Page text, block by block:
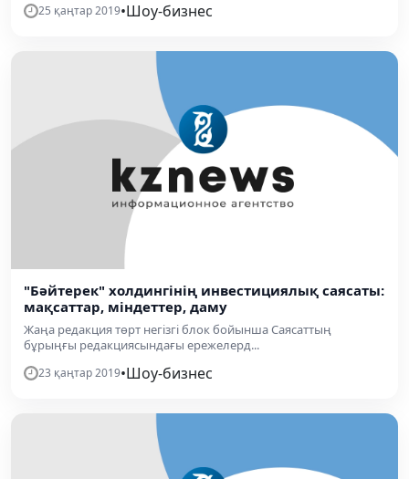
25 қаңтар 2019•Шоу-бизнес
"Бәйтерек" холдингінің инвестициялық саясаты:
мақсаттар, міндеттер, даму
Жаңа редакция төрт негізгі блок бойынша Саясаттың
бұрыңғы редакциясындағы ережелерд...
23 қаңтар 2019•Шоу-бизнес